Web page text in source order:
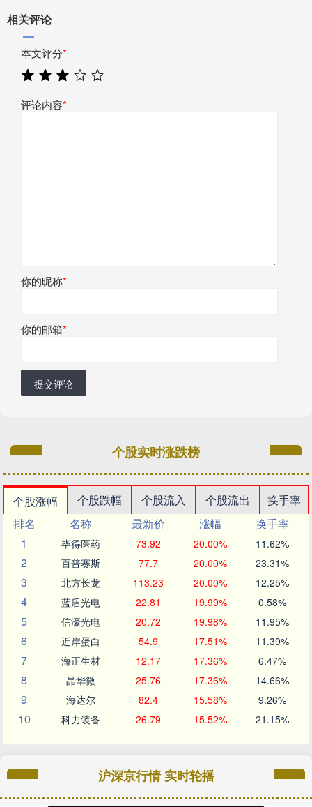
相关评论
本文评分*
评论内容*
你的昵称*
你的邮箱*
提交评论
个股实时涨跌榜
个股涨幅 个股跌幅 个股流入 个股流出
换手率
排名
名称 最新价 涨幅
换手率
1
毕得医药 73.92 20.00% 11.62%
2 百普赛斯 77.7 20.00% 23.31%
3 北方长龙 113.23 20.00% 12.25%
4 蓝盾光电 22.81 19.99% 0.58%
5 信濠光电 20.72 19.98% 11.95%
6 近岸蛋白 54.9 17.51% 11.39%
7 海正生材 12.17 17.36% 6.47%
8 晶华微 25.76 17.36% 14.66%
9 海达尔 82.4 15.58% 9.26%
10 科力装备 26.79 15.52% 21.15%
沪深京行情 实时轮播